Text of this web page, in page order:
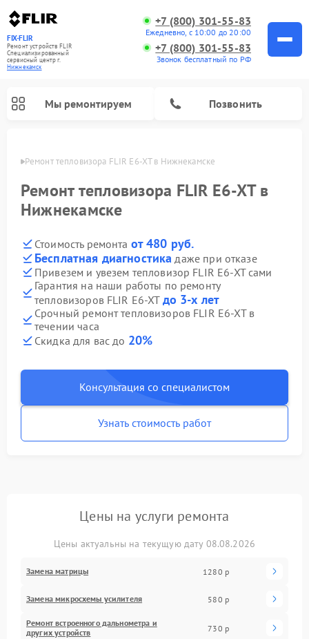
FIX-FLIR
Ремонт устройств FLIR
Специализированный
cервисный центр г.
Нижнекамск
+7 (800) 301-55-83
Ежедневно, с 10:00 до 20:00
+7 (800) 301-55-83
Звонок бесплатный по РФ
Мы ремонтируем Позвонить
Ремонт тепловизора FLIR E6-XT в Нижнекамске
Ремонт тепловизора FLIR E6-XT в
Нижнекамске
Стоимость ремонта от 480 руб.
Бесплатная диагностика даже при отказе
Привезем и увезем тепловизор FLIR E6-XT сами
Гарантия на наши работы по ремонту
тепловизоров FLIR E6-XT до 3-х лет
Срочный ремонт тепловизоров FLIR E6-XT в
течении часа
Скидка для вас до 20%
Консультация со специалистом
Узнать стоимость работ
Цены на услуги ремонта
Цены актуальны на текущую дату 08.08.2026
Замена матрицы 1280 р
Замена микросхемы усилителя 580 р
Ремонт встроенного дальнометра и
других устройств
730 р